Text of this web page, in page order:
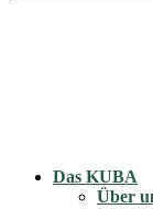
Das KUBA
Über